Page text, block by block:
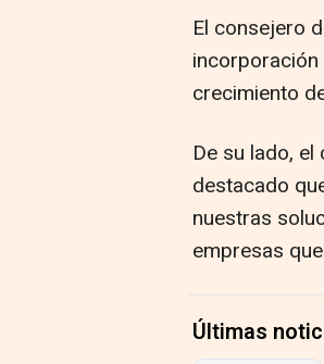
El consejero
incorporación
crecimiento
De su lado,
destacado
nuestras
empresas
Últimas